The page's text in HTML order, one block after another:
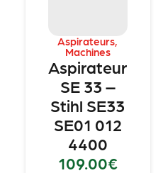
Aspirateurs,
Machines
Aspirateur
SE 33 –
Stihl SE33
SE01 012
4400
109.00€